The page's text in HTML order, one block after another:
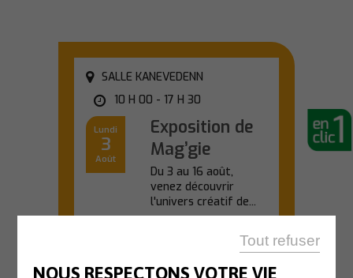
NOUS RESPECTONS VOTRE VIE
Tout refuser
SALLE KANEVEDENN
10 H 00 - 17 H 30
Lundi
3
Août
Exposition de
Mag’gie
Du 3 au 16 août,
venez découvrir
l'univers créatif de...